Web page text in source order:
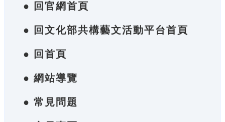
● 回官網首頁
● 回文化部共構藝文活動平台首頁
● 回首頁
● 網站導覽
● 常見問題